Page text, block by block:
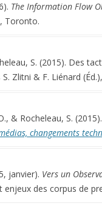
The Information Flow
Toronto.
S. (2015). Des
Zlitni & F. Liénard (Éd.),
& Rocheleau, S.
changements
janvier). Vers un
enjeux des corpus de